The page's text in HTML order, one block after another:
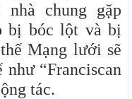
nhà chung gặp
bị bóc lột và bị
Mạng lưới sẽ
“Franciscan
tác.